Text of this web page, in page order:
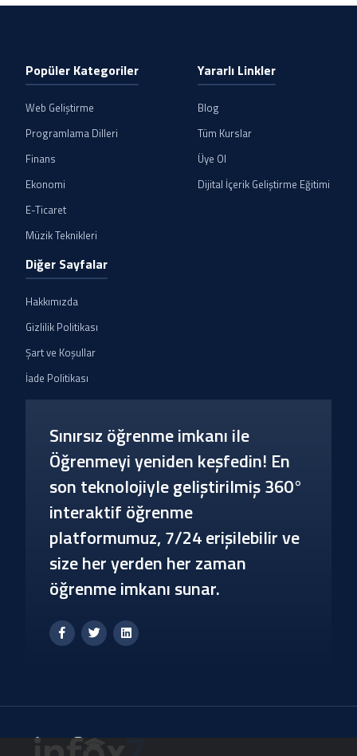
Popüler Kategoriler
Web Geliştirme
Programlama Dilleri
Finans
Ekonomi
E-Ticaret
Müzik Teknikleri
Yararlı Linkler
Blog
Tüm Kurslar
Üye Ol
Dijital İçerik Geliştirme Eğitimi
Diğer Sayfalar
Hakkımızda
Gizlilik Politikası
Şart ve Koşullar
İade Politikası
Sınırsız öğrenme imkanı ile
Öğrenmeyi yeniden keşfedin! En
son teknolojiyle geliştirilmiş 360°
interaktif öğrenme
platformumuz, 7/24 erişilebilir ve
size her yerden her zaman
öğrenme imkanı sunar.